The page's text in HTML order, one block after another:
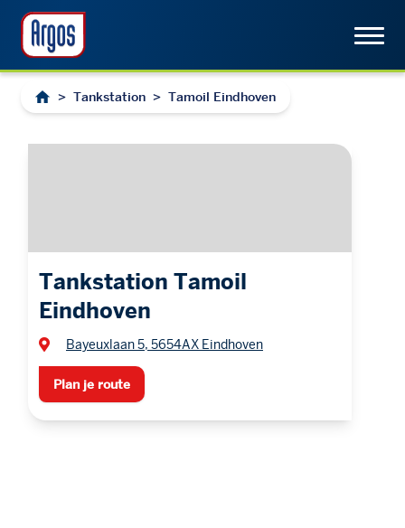
> Tankstation > Tamoil Eindhoven
Tankstation Tamoil
Eindhoven
Bayeuxlaan 5, 5654AX Eindhoven
Plan je route